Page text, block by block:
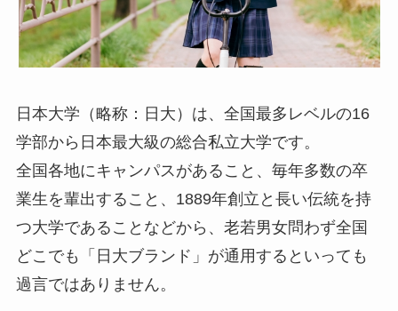
日本大学（略称：日大）は、全国最多レベルの16
学部から日本最大級の総合私立大学です。
全国各地にキャンパスがあること、毎年多数の卒
業生を輩出すること、1889年創立と長い伝統を持
つ大学であることなどから、老若男女問わず全国
どこでも「日大ブランド」が通用するといっても
過言ではありません。